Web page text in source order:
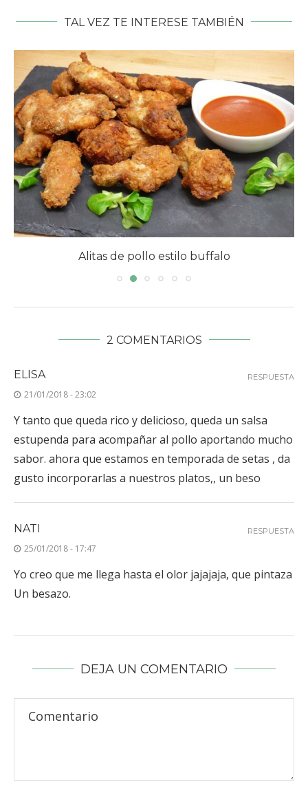
TAL VEZ TE INTERESE TAMBIÉN
Alitas de pollo estilo buffalo
2 COMENTARIOS
ELISA
21/01/2018 - 23:02
Y tanto que queda rico y delicioso, queda un salsa
estupenda para acompañar al pollo aportando mucho
sabor. ahora que estamos en temporada de setas , da
gusto incorporarlas a nuestros platos,, un beso
RESPUESTA
NATI
25/01/2018 - 17:47
Yo creo que me llega hasta el olor jajajaja, que pintaza
Un besazo.
RESPUESTA
DEJA UN COMENTARIO